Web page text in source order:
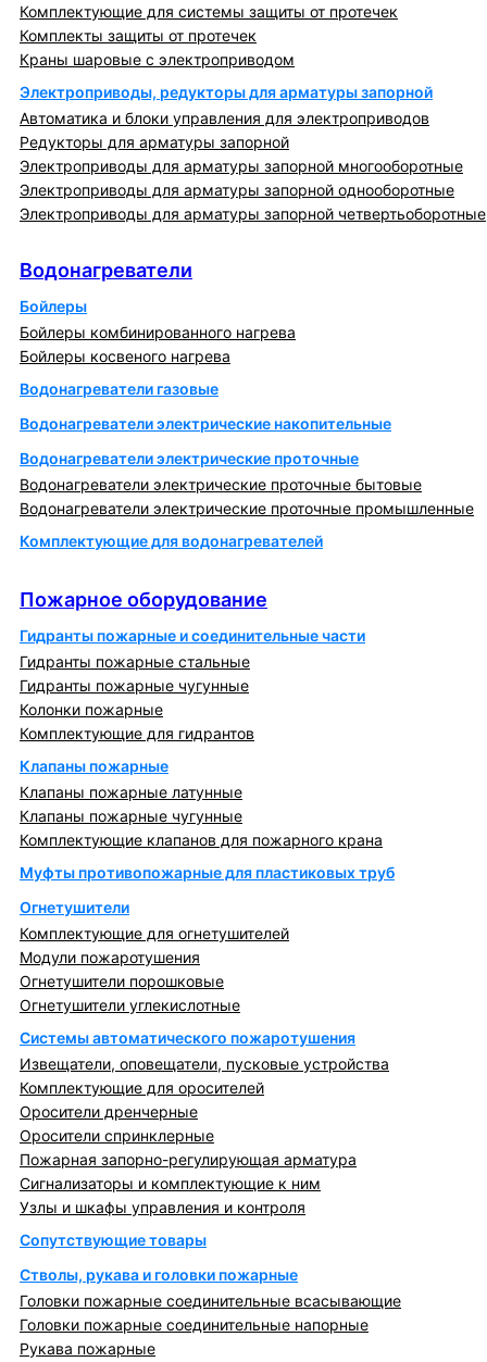
Комплектующие для системы защиты от протечек
Комплекты защиты от протечек
Краны шаровые с электроприводом
Электроприводы, редукторы для арматуры запорной
Автоматика и блоки управления для электроприводов
Редукторы для арматуры запорной
Электроприводы для арматуры запорной многооборотные
Электроприводы для арматуры запорной однооборотные
Электроприводы для арматуры запорной четвертьоборотные
Водонагреватели
Бойлеры
Бойлеры комбинированного нагрева
Бойлеры косвеного нагрева
Водонагреватели газовые
Водонагреватели электрические накопительные
Водонагреватели электрические проточные
Водонагреватели электрические проточные бытовые
Водонагреватели электрические проточные промышленные
Комплектующие для водонагревателей
Пожарное оборудование
Гидранты пожарные и соединительные части
Гидранты пожарные стальные
Гидранты пожарные чугунные
Колонки пожарные
Комплектующие для гидрантов
Клапаны пожарные
Клапаны пожарные латунные
Клапаны пожарные чугунные
Комплектующие клапанов для пожарного крана
Муфты противопожарные для пластиковых труб
Огнетушители
Комплектующие для огнетушителей
Модули пожаротушения
Огнетушители порошковые
Огнетушители углекислотные
Системы автоматического пожаротушения
Извещатели, оповещатели, пусковые устройства
Комплектующие для оросителей
Оросители дренчерные
Оросители спринклерные
Пожарная запорно-регулирующая арматура
Сигнализаторы и комплектующие к ним
Узлы и шкафы управления и контроля
Сопутствующие товары
Стволы, рукава и головки пожарные
Головки пожарные соединительные всасывающие
Головки пожарные соединительные напорные
Рукава пожарные